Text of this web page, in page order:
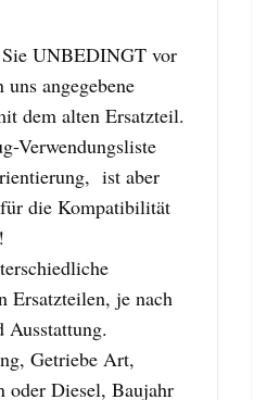
UNBEDINGT vor
angegebene
dem alten Ersatzteil.
Verwendungsliste
ist aber
die Kompatibilität
Ersatzteilen, je nach
Ausstattung.
Getriebe Art,
oder Diesel, Baujahr